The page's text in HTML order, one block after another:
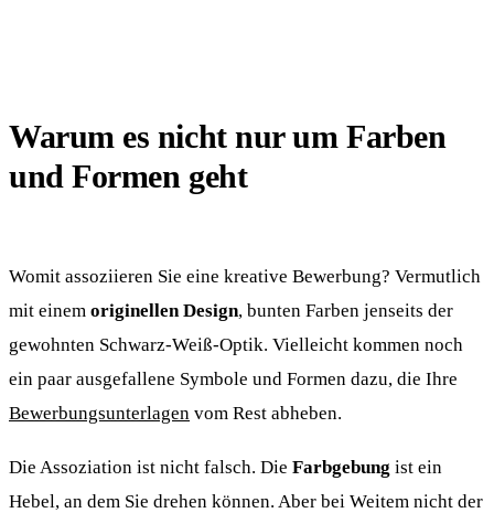
Warum es nicht nur um Farben
und Formen geht
Womit assoziieren Sie eine kreative Bewerbung? Vermutlich
mit einem originellen Design, bunten Farben jenseits der
gewohnten Schwarz-Weiß-Optik. Vielleicht kommen noch
ein paar ausgefallene Symbole und Formen dazu, die Ihre
Bewerbungsunterlagen vom Rest abheben.
Die Assoziation ist nicht falsch. Die Farbgebung ist ein
Hebel, an dem Sie drehen können. Aber bei Weitem nicht der